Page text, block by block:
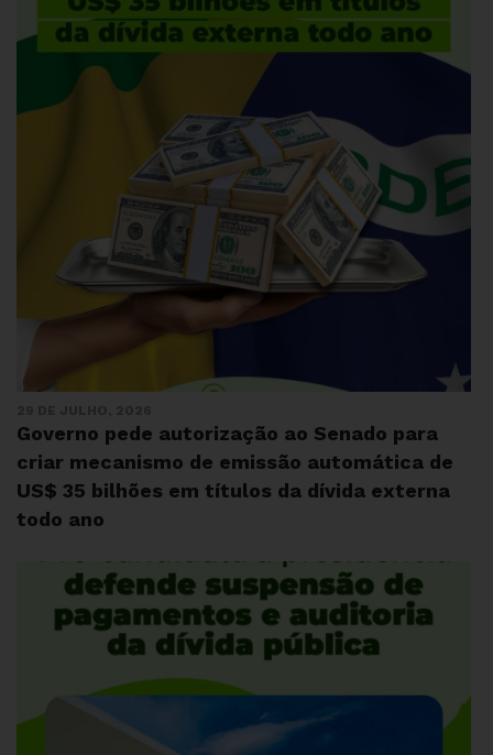
Governo pede autorização ao Senado para
criar mecanismo de emissão automática de
US$ 35 bilhões em títulos da dívida externa
todo ano